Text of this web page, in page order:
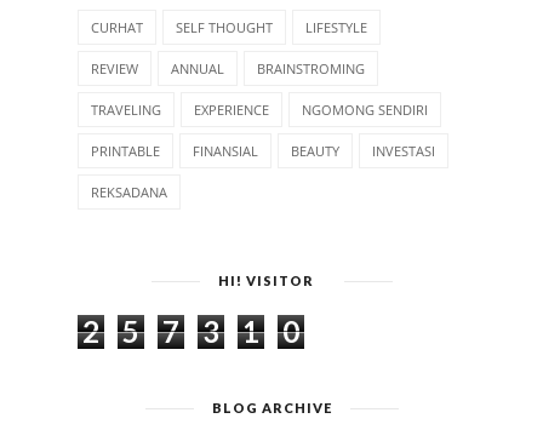
CURHAT SELF THOUGHT LIFESTYLE
REVIEW ANNUAL BRAINSTROMING
TRAVELING EXPERIENCE NGOMONG SENDIRI
PRINTABLE FINANSIAL BEAUTY INVESTASI
REKSADANA
HI! VISITOR
2 5 7 3 1 0
BLOG ARCHIVE